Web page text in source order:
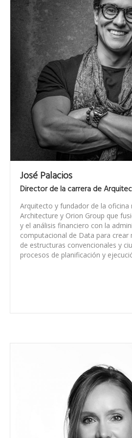
José Palacios
Director de la carrera de
Arquitecto y fundador de la oficina
Architecture y Orion Group que
y el análisis financiero con la
computacional de Data para crear
de estructuras convencionales y
procesos de planificación y